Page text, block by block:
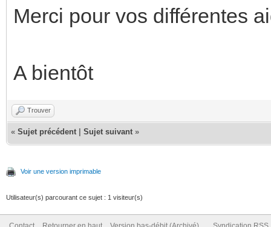
Merci pour vos différentes
A bientôt
Trouver
« Sujet précédent Sujet suivant »
Voir une version imprimable
Utilisateur(s) parcourant ce sujet : 1 visiteur(s)